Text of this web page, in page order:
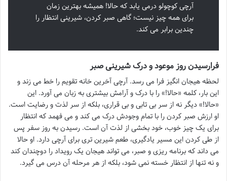
آرچی کوچولو درمی یابد که حالا! همیشه بهترین زمان
برای همه چیز نیست؛ گاهی صبر کردن، شیرینی انتظار را
چندین برابر می کند.
فرارسیدن روز موعود و درک شیرینی صبر
لحظه هیجان انگیز فرا می رسد. آرچی آخرین خانه تقویم را خط می زند و
این بار، کلمه «حالا!» را با درک و آرامش بیشتری به زبان می آورد. این
«حالا!» دیگر نه از سر بی تابی و بی قراری، بلکه از سر لذت و رضایت است.
او ارزش صبر کردن را با تمام وجودش درک می کند و می فهمد که انتظار
برای یک چیز خوب، خود بخشی از لذت آن است. رسیدن به روز سفر پس
از طی کردن این مسیر یادگیری، طعم شیرین تری برای آرچی دارد. او حالا
می داند که برنامه ریزی و صبر، می تواند هیجان یک رویداد را دوچندان کند
و نه تنها از انتظار خسته نمی شود، بلکه از هر مرحله آن درس می گیرد.